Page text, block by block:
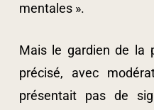
mentales ».
Mais le gardien de la
précisé, avec
présentait pas de